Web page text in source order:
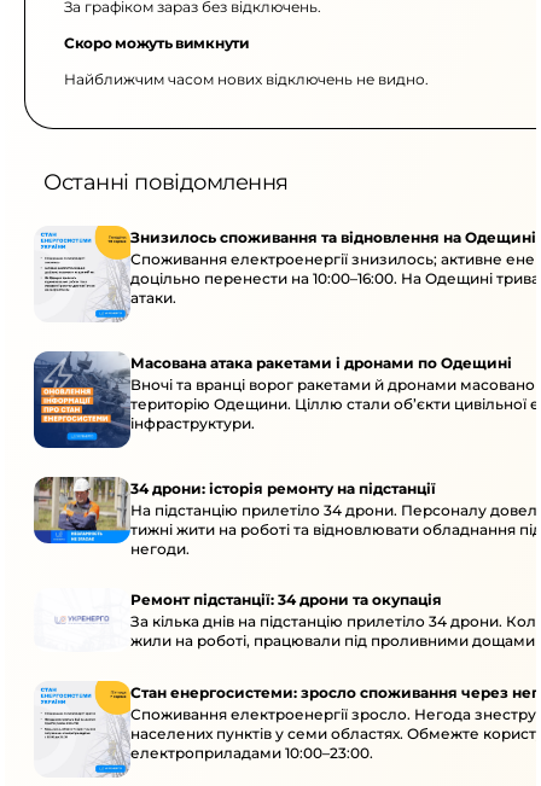
За графіком зараз без відключень.
Скоро можуть вимкнути
Найближчим часом нових відключень не видно.
Останні повідомлення
Знизилось споживання та відновлення на Одещині
Споживання електроенергії знизилось; активне
доцільно перенести на 10:00–16:00. На Одещині
атаки.
Масована атака ракетами і дронами по Одещині
Вночі та вранці ворог ракетами й дронами масовано
територію Одещини. Ціллю стали об’єкти цивільної
інфраструктури.
34 дрони: історія ремонту на підстанції
На підстанцію прилетіло 34 дрони. Персоналу
тижні жити на роботі та відновлювати обладнання під
негоди.
Ремонт підстанції: 34 дрони та окупація
За кілька днів на підстанцію прилетіло 34 дрони.
жили на роботі, працювали під проливними дощами
Стан енергосистеми: зросло споживання через
Споживання електроенергії зросло. Негода
населених пунктів у семи областях. Обмежте
електроприладами 10:00–23:00.